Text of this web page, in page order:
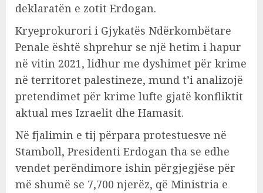
deklaratën e zotit Erdogan.
Kryeprokurori i Gjykatës Ndërkombëtare
Penale është shprehur se një hetim i hapur
në vitin 2021, lidhur me dyshimet për krime
në territoret palestineze, mund t’i analizojë
pretendimet për krime lufte gjatë konfliktit
aktual mes Izraelit dhe Hamasit.
Në fjalimin e tij përpara protestuesve në
Stamboll, Presidenti Erdogan tha se edhe
vendet perëndimore ishin përgjegjëse për
më shumë se 7,700 njerëz, që Ministria e